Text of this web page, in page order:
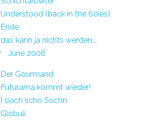
Understood (back in the 60ies)
Ende
das kann ja nichts werden...
June 2006
Der Gourmand
Futurama kommt wieder!
I siach scho Sochn
Globuli